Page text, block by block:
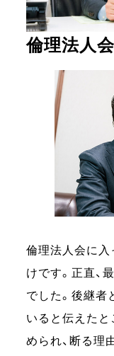
倫理法人
倫理法人会に入
けです。正直、
でした。後継者
いると伝えたと
められ、断る理